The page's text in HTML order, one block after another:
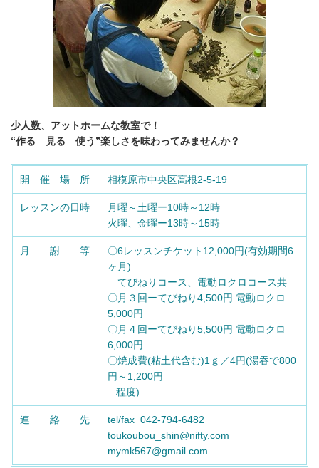
少人数、アットホームな教室で！
“作る 見る 使う”楽しさを味わってみませんか？
開 催 場 所 相模原市中央区高根2-5-19
レッスンの日時
月曜～土曜ー10時～12時
火曜、金曜ー13時～15時
月 謝 等
〇6レッスンチケット12,000円(有効期間6
ヶ月)
てびねりコース、電動ロクロコース共
〇月３回ーてびねり4,500円 電動ロクロ
5,000円
〇月４回ーてびねり5,500円 電動ロクロ
6,000円
〇焼成費(粘土代含む)1ｇ／4円(湯吞で800
円～1,200円
程度)
連 絡 先
tel/fax 042-794-6482
toukoubou_shin@nifty.com
mymk567@gmail.com